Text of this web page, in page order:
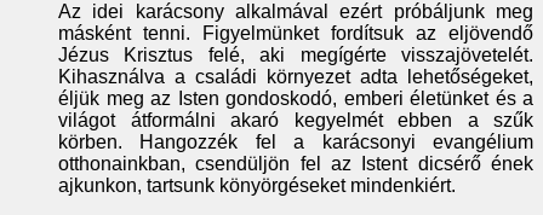
Az idei karácsony alkalmával ezért próbáljunk meg
másként tenni. Figyelmünket fordítsuk az eljövendő
Jézus Krisztus felé, aki megígérte visszajövetelét.
Kihasználva a családi környezet adta lehetőségeket,
éljük meg az Isten gondoskodó, emberi életünket és a
világot átformálni akaró kegyelmét ebben a szűk
körben. Hangozzék fel a karácsonyi evangélium
otthonainkban, csendüljön fel az Istent dicsérő ének
ajkunkon, tartsunk könyörgéseket mindenkiért.